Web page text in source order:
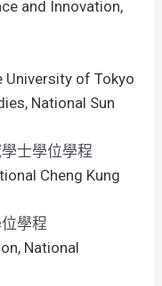
and Innovation,
University of Tokyo
National Sun
士學位學程
Cheng Kung
學程
National